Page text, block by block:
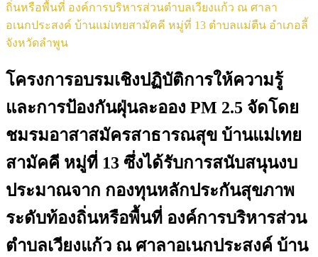
ถิ่นหรือพื้นที่ องค์การบริหารส่วนตำบลเวียงแก้ว ณ ศาลา
อเนกประสงค์ บ้านแม่เทยสามัคคี หมู่ที่ 13 ตำบลแม่ตืน อำเภอลี้
จังหวัดลำพูน
โครงการอบรมเชิงปฏิบัติการให้ความรู้
และการป้องกันฝุ่นละออง PM 2.5 จัดโดย
ชมรมอาสาสมัครสาธารณสุข บ้านแม่เทย
สามัคคี หมู่ที่ 13 ซึ่งได้รับการสนับสนุนงบ
ประมาณจาก กองทุนหลักประกันสุขภาพ
ระดับท้องถิ่นหรือพื้นที่ องค์การบริหารส่วน
ตำบลเวียงแก้ว ณ ศาลาอเนกประสงค์ บ้าน